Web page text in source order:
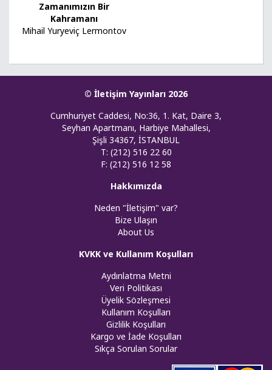
Zamanımızın Bir
Kahramanı
Mihail Yuryeviç Lermontov
© İletişim Yayınları 2026
Cumhuriyet Caddesi, No:36, 1. Kat, Daire 3,
Seyhan Apartmanı, Harbiye Mahallesi,
Şişli 34367, İSTANBUL
T: (212) 516 22 60
F: (212) 516 12 58
Hakkımızda
Neden "İletişim" var?
Bize Ulaşın
About Us
KVKK ve Kullanım Koşulları
Aydınlatma Metni
Veri Politikası
Üyelik Sözleşmesi
Kullanım Koşulları
Gizlilik Koşulları
Kargo ve İade Koşulları
Sıkça Sorulan Sorular